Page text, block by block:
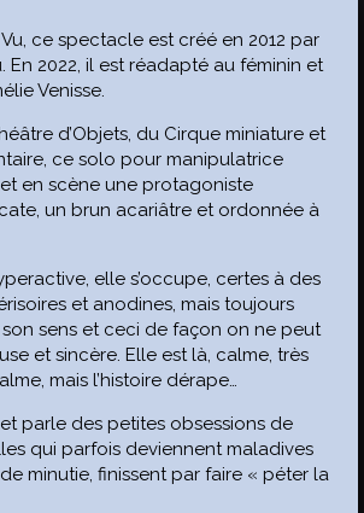
ce spectacle est créé en 2012 par
En 2022, il est réadapté au féminin et
Venisse.
d’Objets, du Cirque miniature et
ce solo pour manipulatrice
en scène une protagoniste
un brun acariâtre et ordonnée à
elle s’occupe, certes à des
et anodines, mais toujours
sens et ceci de façon on ne peut
et sincère. Elle est là, calme, très
mais l’histoire dérape…
parle des petites obsessions de
qui parfois deviennent maladives
minutie, finissent par faire « péter la